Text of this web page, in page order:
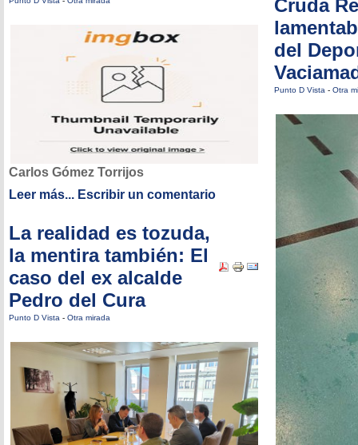
Carlos Gómez Torrijos
Leer más... Escribir un comentario
La realidad es tozuda,
la mentira también: El
caso del ex alcalde
Pedro del Cura
Punto D Vista - Otra mirada
Cruda
del
Punto D Vista - Otra